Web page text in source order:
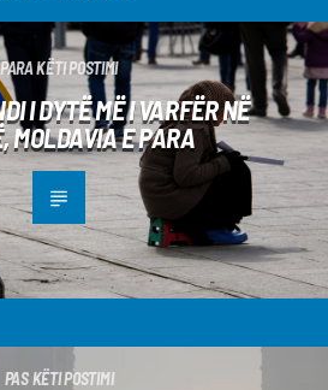
PARA KËTI POSTIMI
I DYTË MË I VARFËR NË
MOLDAVIA E PARA
PAS KËTI POSTIMI